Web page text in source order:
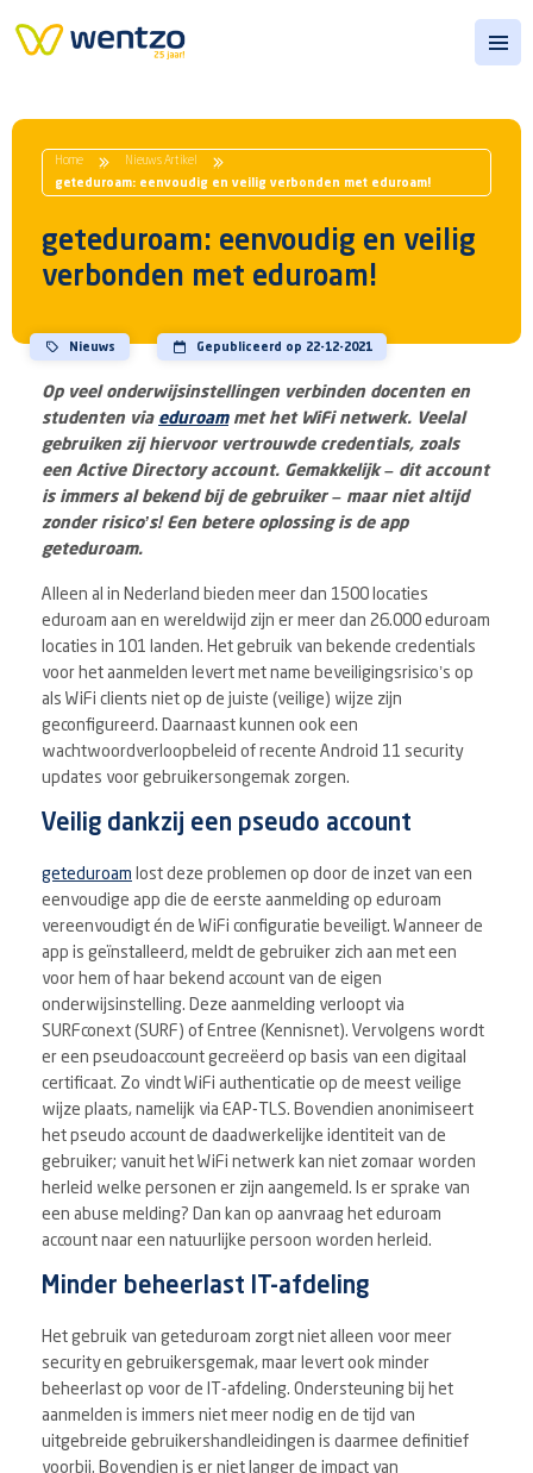
Home
Nieuws Artikel
geteduroam: eenvoudig en veilig verbonden met eduroam!
geteduroam: eenvoudig en veilig
verbonden met eduroam!
Nieuws Gepubliceerd op 22-12-2021
Op veel onderwijsinstellingen verbinden docenten en
studenten via eduroammet het WiFi netwerk. Veelal
gebruiken zij hiervoor vertrouwde credentials, zoals
een Active Directory account. Gemakkelijk – dit account
is immers al bekend bij de gebruiker – maar niet altijd
zonder risico’s! Een betere oplossing is de app
geteduroam.
Alleen al in Nederland bieden meer dan 1500 locaties
eduroam aan en wereldwijd zijn er meer dan 26.000 eduroam
locaties in 101 landen. Het gebruik van bekende credentials
voor het aanmelden levert met name beveiligingsrisico’s op
als WiFi clients niet op de juiste (veilige) wijze zijn
geconfigureerd. Daarnaast kunnen ook een
wachtwoordverloopbeleid of recente Android 11 security
updates voor gebruikersongemak zorgen.
Veilig dankzij een pseudo account
geteduroam lost deze problemen op door de inzet van een
eenvoudige app die de eerste aanmelding op eduroam
vereenvoudigt én de WiFi configuratie beveiligt. Wanneer de
app is geïnstalleerd, meldt de gebruiker zich aan met een
voor hem of haar bekend account van de eigen
onderwijsinstelling. Deze aanmelding verloopt via
SURFconext (SURF) of Entree (Kennisnet). Vervolgens wordt
er een pseudoaccount gecreëerd op basis van een digitaal
certificaat. Zo vindt WiFi authenticatie op de meest veilige
wijze plaats, namelijk via EAP-TLS. Bovendien anonimiseert
het pseudo account de daadwerkelijke identiteit van de
gebruiker; vanuit het WiFi netwerk kan niet zomaar worden
herleid welke personen er zijn aangemeld. Is er sprake van
een abuse melding? Dan kan op aanvraag het eduroam
account naar een natuurlijke persoon worden herleid.
Minder beheerlast IT-afdeling
Het gebruik van geteduroam zorgt niet alleen voor meer
security en gebruikersgemak, maar levert ook minder
beheerlast op voor de IT-afdeling. Ondersteuning bij het
aanmelden is immers niet meer nodig en de tijd van
uitgebreide gebruikershandleidingen is daarmee definitief
voorbij. Bovendien is er niet langer de impact van